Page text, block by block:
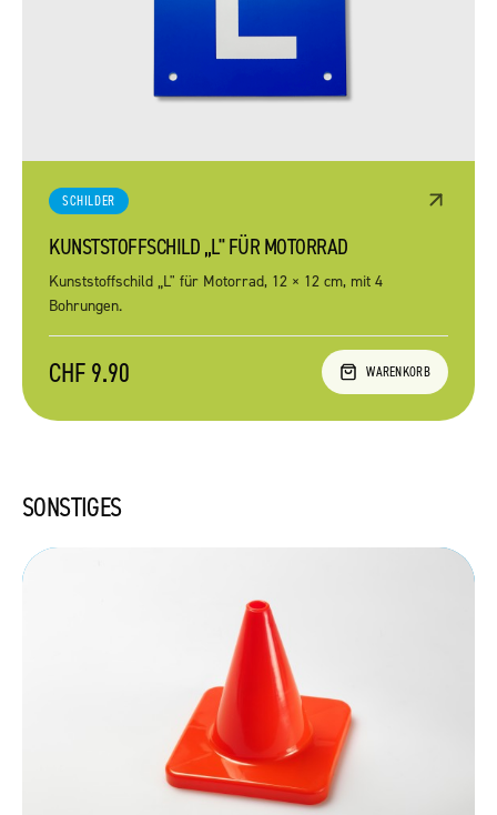
SCHILDER
KUNSTSTOFFSCHILD „L" FÜR MOTORRAD
Kunststoffschild „L" für Motorrad, 12 × 12 cm, mit 4
Bohrungen.
CHF 9.90 WARENKORB
SONSTIGES